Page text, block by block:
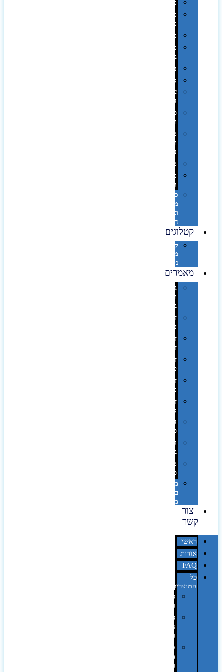
מחברות
מחזיקי
מפתחות
משחקים
מתנה
בפחית
נסיעות
ספורט
על
השולחן…
פינוק
וספא
מזוודות
ותיקי
נסיעות
מטריות
מוצרי
חוף
סביבת
מחשב
וציוד
היקפי
קטלוגים
קטלוג
מוצרי
נייר
מאמרים
גימורים
והשבחות
בדפוס
דפוס
אופסט
דפוס
דיגיטלי
דפוס
טמפון
דפוס
משי
דפוס
סובלימציה
הדפס
פרוצס
חריטה
בלייזר
מהו
פנטון?
מיתוג
באמצעות
מדבקות
צור
קשר
ראשי
אודות
FAQ
כל
המוצרים
טכנולוגיה
וגאדג'טים
פנאי,
נופש
ונסיעות
סביבת
משרד
ופרימיום